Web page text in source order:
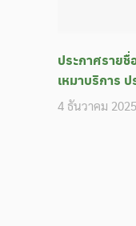
ประกาศรายชื่
เหมาบริการ
4 ธันวาคม 2025